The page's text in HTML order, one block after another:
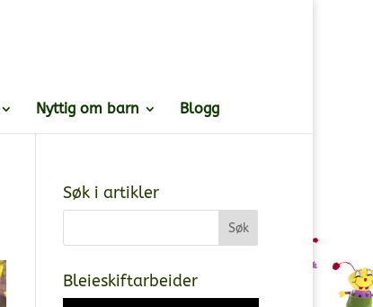
Nyttig om barn Blogg
Søk i artikler
Bleieskiftarbeider